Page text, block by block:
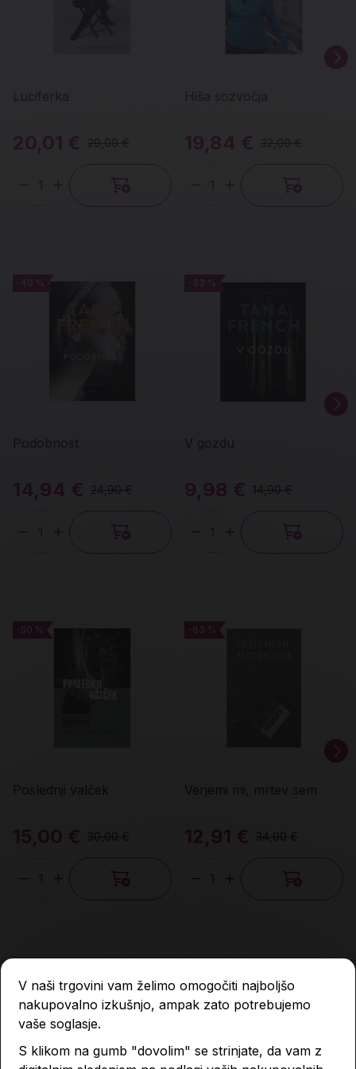
Luciferka
20,01 € 29,00 €
Količina
Hiša sozvočja
19,84 € 32,00 €
-40 %
Podobnost
-40 %
14,94 € 24,90 €
Količina
-33 %
V gozdu
-33 %
9,98 € 14,90 €
Količina
Poslednji valček
15,00 € 30,00 €
Verjemi mi, mrtev sem
12,91 € 34,90 €
Količina
V naši trgovini vam želimo omogočiti najboljšo
nakupovalno izkušnjo, ampak zato potrebujemo
vaše soglasje.
S klikom na gumb "dovolim" se strinjate, da vam z